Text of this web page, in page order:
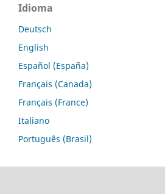
Idioma
Deutsch
English
Español (España)
Français (Canada)
Français (France)
Italiano
Português (Brasil)